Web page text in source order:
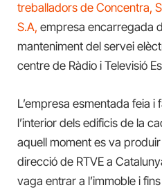
treballadors de Concentra,
S.A, empresa encarregada
manteniment del servei
centre de Ràdio i Televisió
L’empresa esmentada feia i
l’interior dels edificis de la
aquell moment es va
direcció de RTVE a
vaga entrar a l’immoble i